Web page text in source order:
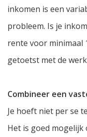
inkomen is een
probleem. Is je
rente voor minimaal
getoetst met de
Combineer een
Je hoeft niet per se
Het is goed